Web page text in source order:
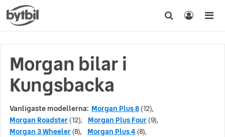
Morgan bilar i
Kungsbacka
Vanligaste modellerna: Morgan Plus 8(12),
Morgan Roadster(12), Morgan Plus Four(9),
Morgan 3 Wheeler(8), Morgan Plus 4 (8),